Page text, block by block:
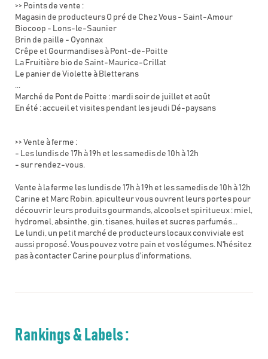
>> Points de vente :
Magasin de producteurs O pré de Chez Vous - Saint-Amour
Biocoop - Lons-le-Saunier
Brin de paille - Oyonnax
Crêpe et Gourmandises à Pont-de-Poitte
La Fruitière bio de Saint-Maurice-Crillat
Le panier de Violette à Bletterans
...
Marché de Pont de Poitte : mardi soir de juillet et août
En été : accueil et visites pendant les jeudi Dé-paysans
>> Vente à ferme :
- Les lundis de 17h à 19h et les samedis de 10h à 12h
- sur rendez-vous.
Vente à la ferme les lundis de 17h à 19h et les samedis de 10h à 12h
Carine et Marc Robin, apiculteur vous ouvrent leurs portes pour
découvrir leurs produits gourmands, alcools et spiritueux : miel,
hydromel, absinthe, gin, tisanes, huiles et sucres parfumés...
Le lundi, un petit marché de producteurs locaux conviviale est
aussi proposé. Vous pouvez votre pain et vos légumes. N'hésitez
pas à contacter Carine pour plus d'informations.
Rankings & Labels :